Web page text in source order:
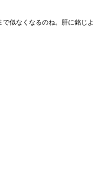
で似なくなるのね。肝に銘じよ